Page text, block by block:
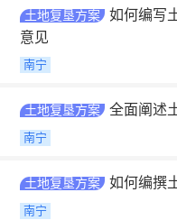
土地复垦方案
如何编写
意见
南宁
土地复垦方案 全面阐述
南宁
土地复垦方案 如何编撰
南宁